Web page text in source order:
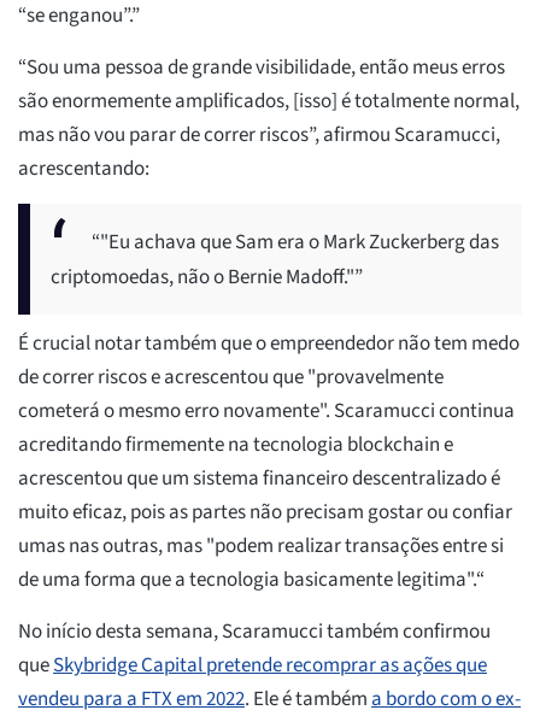
“se enganou”.”
“Sou uma pessoa de grande visibilidade, então meus erros
são enormemente amplificados, [isso] é totalmente normal,
mas não vou parar de correr riscos”, afirmou Scaramucci,
acrescentando:
“"Eu achava que Sam era o Mark Zuckerberg das
criptomoedas, não o Bernie Madoff."”
É crucial notar também que o empreendedor não tem medo
de correr riscos e acrescentou que "provavelmente
cometerá o mesmo erro novamente". Scaramucci continua
acreditando firmemente na tecnologia blockchain e
acrescentou que um sistema financeiro descentralizado é
muito eficaz, pois as partes não precisam gostar ou confiar
umas nas outras, mas "podem realizar transações entre si
de uma forma que a tecnologia basicamente legitima".“
No início desta semana, Scaramucci também confirmou
queSkybridge Capital pretende recomprar as ações que
vendeu para a FTX em 2022. Ele é tambéma bordo com o ex-